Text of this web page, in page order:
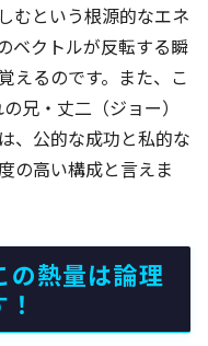
むという根源的なエネ
ベクトルが反転する瞬
えるのです。また、こ
兄・丈二（ジョー）
、公的な成功と私的な
の高い構成と言えま
の熱量は論理